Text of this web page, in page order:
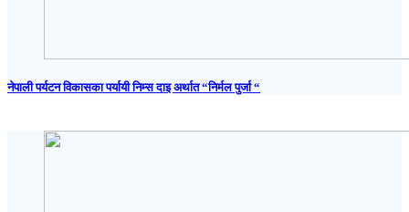
नेपाली पर्यटन विकासका पर्यायी निम्स दाइ अर्थात “निर्मल पुर्जा “